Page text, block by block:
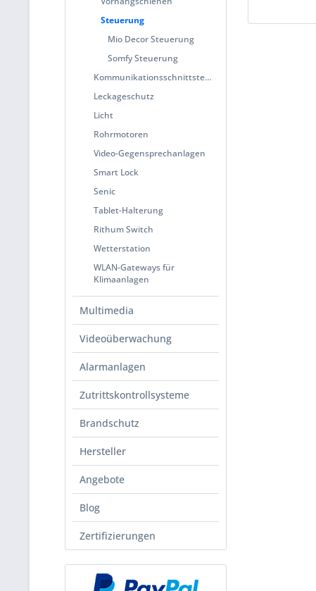
Steuerung
Mio Decor Steuerung
Somfy Steuerung
Kommunikationsschnittstelle
Leckageschutz
Licht
Rohrmotoren
Video-Gegensprechanlagen
Smart Lock
Senic
Tablet-Halterung
Rithum Switch
Wetterstation
WLAN-Gateways für
Klimaanlagen
Multimedia
Videoüberwachung
Alarmanlagen
Zutrittskontrollsysteme
Brandschutz
Hersteller
Angebote
Blog
Zertifizierungen